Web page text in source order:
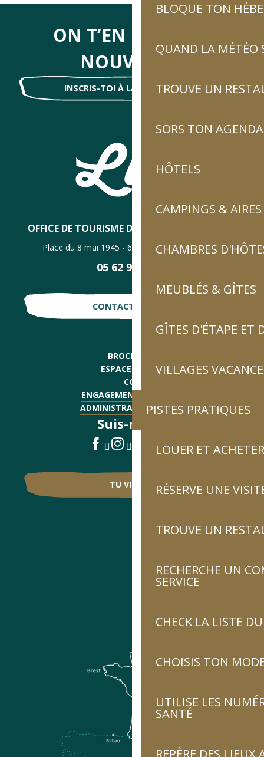
BLOQUE TON
QUAND LA MÉTÉO
TROUVE UN
SORS TON AGENDA
HÔTELS
CAMPINGS &
CHAMBRES
MEUBLÉS & GÎTES
GÎTES D'ÉTAPE ET
VILLAGES
PISTES PRATIQUES
LOUER ET
RÉSERVE UNE
TROUVE UN
RECHERCHE UN
SERVICE
CHECK LA LISTE
CHOISIS TON
UTILISE LES
SANTÉ
REPÈRE DES LIEUX
ON T’EN DIRA DES
NOUVELLES
INSCRIS-TOI À LA NEWSLETTER !
OFFICE DE TOURISME DE LUZ-SAINT-SAUVEUR
Place du 8 mai 1945 - 65120 Luz-Saint-Sauveur
05 62 92 30 30
CONTACTE-NOUS !
BROCHURES
ESPACE PRESSE
CGV
ENGAGEMENTS QUALITÉ
ADMINISTRATIF - EMPLOI
Suis-nous !
TU VIENS ?